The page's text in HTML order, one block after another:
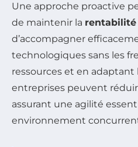
Une approche proactive
de maintenir la rentabilité
d’accompagner
technologiques sans les
ressources et en adaptant
entreprises peuvent
assurant une agilité
environnement